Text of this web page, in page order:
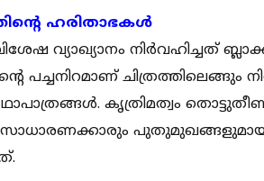
ഹരിതാഭകള്‍
വ്യാഖ്യാനം നിര്‍വഹിച്ചത്
പച്ചനിറമാണ്
കൃത്രിമത്വം
പുതുമുഖങ്ങളുമായ